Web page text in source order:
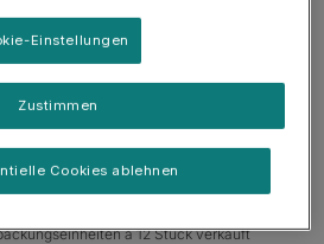
2-5 Tage
Gib den gewünschten
JETZT KAUFEN
á 12 Stück verkauft
Einstellungen
Cookies ablehnen
Zustimmen